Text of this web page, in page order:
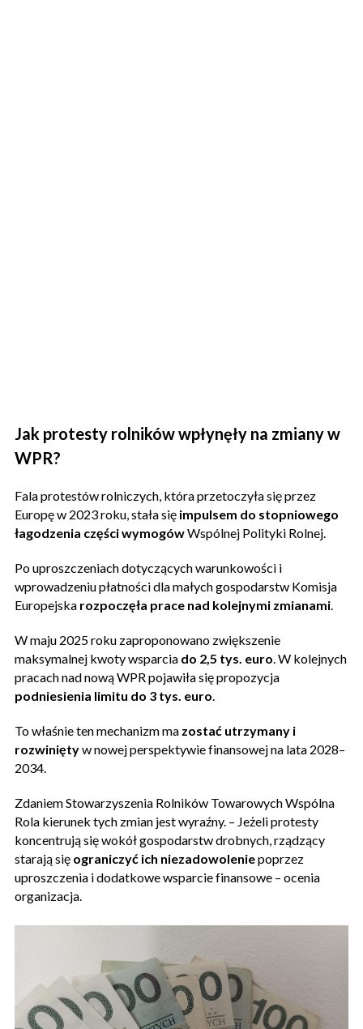
Jak protesty rolników wpłynęły na zmiany w
WPR?
Fala protestów rolniczych, która przetoczyła się przez
Europę w 2023 roku, stała się impulsem do stopniowego
łagodzenia części wymogówWspólnej Polityki Rolnej.
Po uproszczeniach dotyczących warunkowości i
wprowadzeniu płatności dla małych gospodarstw Komisja
Europejska rozpoczęła prace nad kolejnymi zmianami.
W maju 2025 roku zaproponowano zwiększenie
maksymalnej kwoty wsparcia do 2,5 tys. euro. W kolejnych
pracach nad nową WPR pojawiła się propozycja
podniesienia limitu do 3 tys. euro.
To właśnie ten mechanizm ma zostać utrzymany i
rozwiniętyw nowej perspektywie finansowej na lata 2028–
2034.
Zdaniem Stowarzyszenia Rolników Towarowych Wspólna
Rola kierunek tych zmian jest wyraźny. – Jeżeli protesty
koncentrują się wokół gospodarstw drobnych, rządzący
starają się ograniczyć ich niezadowoleniepoprzez
uproszczenia i dodatkowe wsparcie finansowe – ocenia
organizacja.